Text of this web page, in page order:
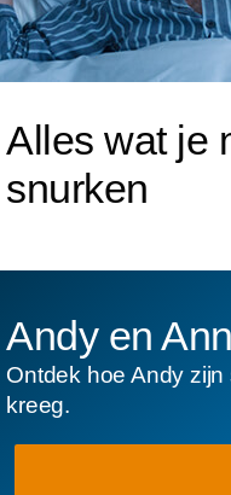
Alles wat je
snurken
Andy en
Ontdek hoe Andy
kreeg.